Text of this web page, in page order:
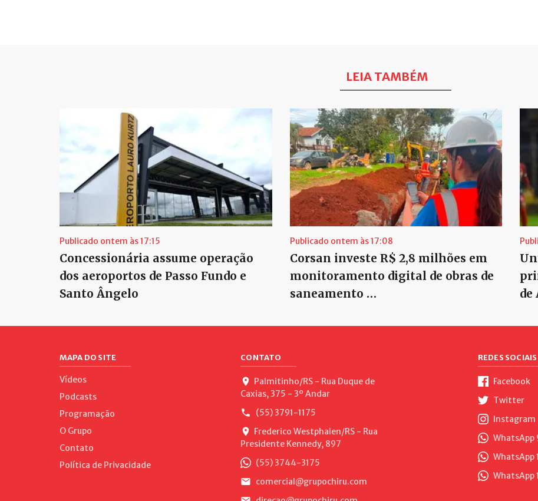
LEIA TAMBÉM
Publicado ontem às 17:15
Concessionária assume operação
dos aeroportos de Passo Fundo e
Santo Ângelo
Publicado ontem às 17:08
Corsan investe R$ 2,8 milhões em
monitoramento digital de obras de
saneamento …
de
MAPA DO SITE
Vídeos
Podcasts
Programação
O Grupo
Contato
Política de Privacidade
CONTATO
Palmitinho/RS - Rua Duque de
Caxias, 375 - 3º Andar
(55) 3791-1175
Frederico Westphalen/RS - Rua
Presidente Kennedy, 897
(55) 3744-3175
comercial@grupochiru.com
REDES SOCIAIS
Facebook
Twitter
Instagram
WhatsApp
WhatsApp
WhatsApp